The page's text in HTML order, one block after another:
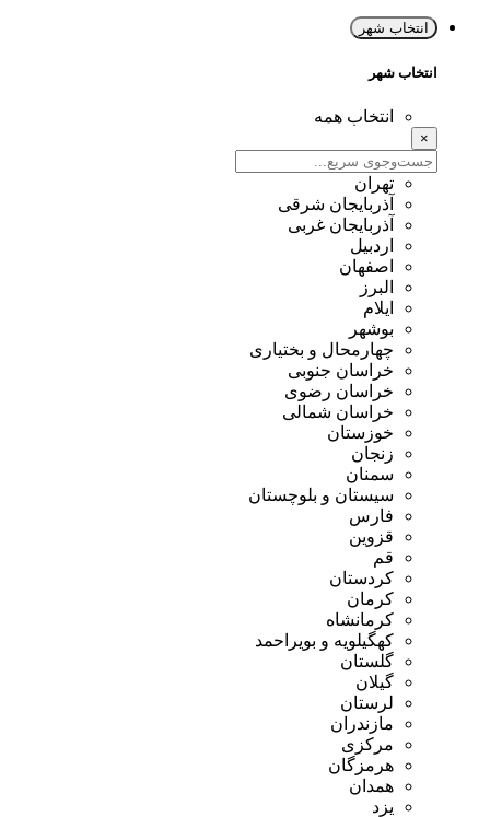
انتخاب شهر
انتخاب شهر
انتخاب همه
×
تهران
آذربایجان شرقی
آذربایجان غربی
اردبیل
اصفهان
البرز
ایلام
بوشهر
چهارمحال و بختیاری
خراسان جنوبی
خراسان رضوی
خراسان شمالی
خوزستان
زنجان
سمنان
سیستان و بلوچستان
فارس
قزوین
قم
کردستان
کرمان
کرمانشاه
کهگیلویه و بویراحمد
گلستان
گیلان
لرستان
مازندران
مرکزی
هرمزگان
همدان
یزد